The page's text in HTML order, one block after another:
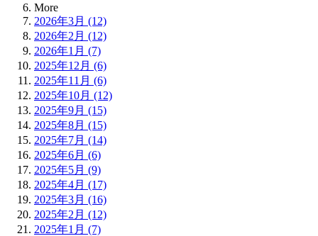
More
2026年3月 (12)
2026年2月 (12)
2026年1月 (7)
2025年12月 (6)
2025年11月 (6)
2025年10月 (12)
2025年9月 (15)
2025年8月 (15)
2025年7月 (14)
2025年6月 (6)
2025年5月 (9)
2025年4月 (17)
2025年3月 (16)
2025年2月 (12)
2025年1月 (7)